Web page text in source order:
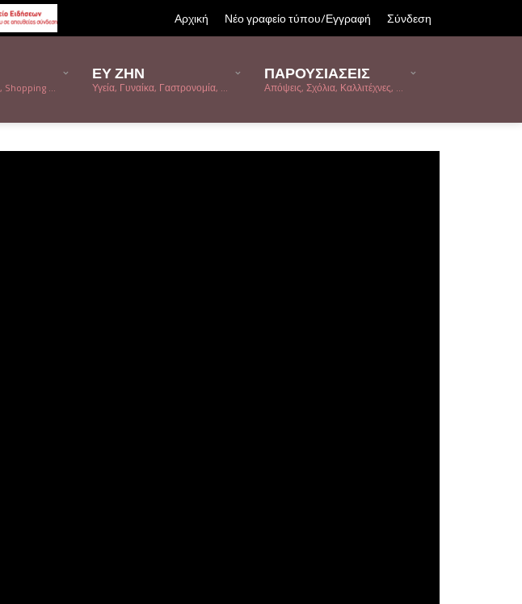
Αρχική Νέο γραφείο τύπου/Εγγραφή Σύνδεση
Shopping ...
ΕΥ ΖΗΝ
Υγεία, Γυναίκα, Γαστρονομία, ...
ΠΑΡΟΥΣΙΑΣΕΙΣ
Απόψεις, Σχόλια, Καλλιτέχνες, ...